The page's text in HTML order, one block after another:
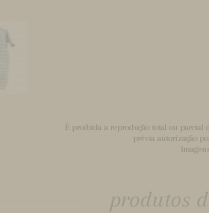
É proibida a reprodução total ou parcial
prévia autorização
produtos